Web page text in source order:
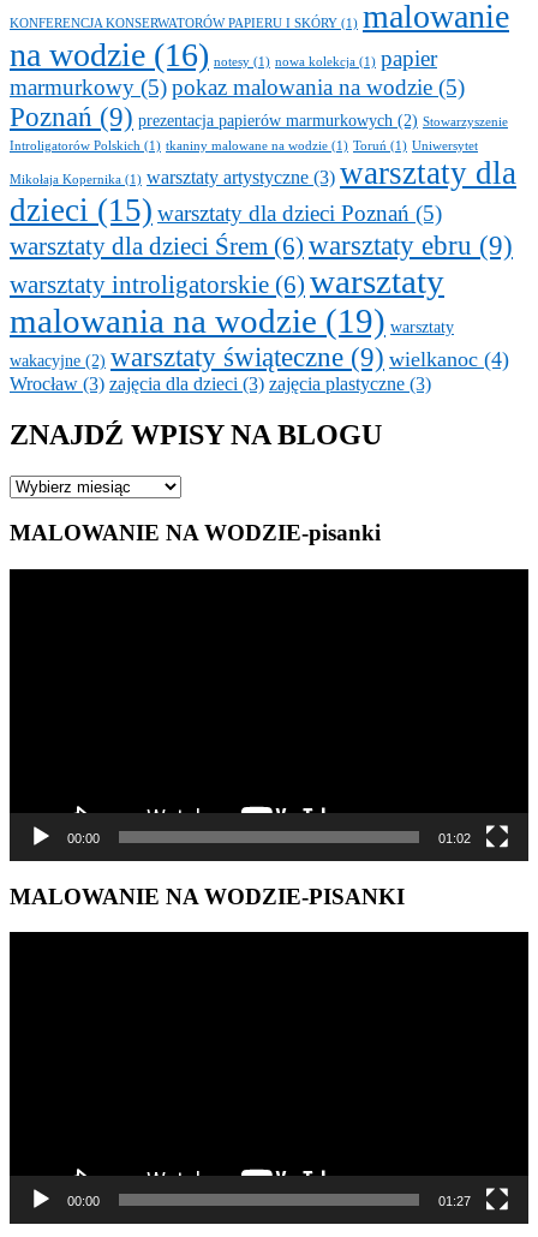
KONFERENCJA KONSERWATORÓW PAPIERU I SKÓRY (1) malowanie
na wodzie (16) notesy (1) nowa kolekcja (1) papier
marmurkowy (5)pokaz malowania na wodzie (5)
Poznań (9) prezentacja papierów marmurkowych (2) Stowarzyszenie
Introligatorów Polskich (1) tkaniny malowane na wodzie (1) Toruń (1) Uniwersytet
Mikołaja Kopernika (1) warsztaty artystyczne (3) warsztaty dla
dzieci (15) warsztaty dla dzieci Poznań (5)
warsztaty dla dzieci Śrem (6) warsztaty ebru (9)
warsztaty introligatorskie (6) warsztaty
malowania na wodzie (19) warsztaty
wakacyjne (2) warsztaty świąteczne (9) wielkanoc (4)
Wrocław (3) zajęcia dla dzieci (3) zajęcia plastyczne (3)
ZNAJDŹ WPISY NA BLOGU
ZNAJDŹ
NA
MALOWANIE NA WODZIE-pisanki
00:00 01:02
MALOWANIE NA WODZIE-PISANKI
00:00 01:27